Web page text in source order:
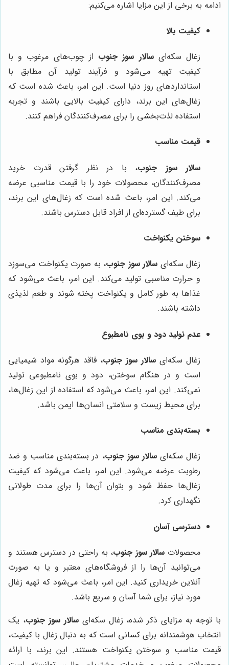
ادامه به برخی از این مزایا اشاره می‌کنیم:
کیفیت بالا
زغال سکه‌ایسالار سوز جنوب از چوب‌های مرغوب و با
کیفیت تهیه می‌شود و فرآیند تولید آن مطابق با
استانداردهای روز دنیا است. این امر، باعث شده است که
زغال‌های این برند، دارای کیفیت بالایی باشند و تجربه
استفاده لذت‌بخشی را برای مصرف‌کنندگان فراهم کنند.
قیمت مناسب
سالار سوز جنوب، با در نظر گرفتن قدرت خرید
مصرف‌کنندگان، محصولات خود را با قیمت مناسبی عرضه
می‌کند. این امر، باعث شده است که زغال‌های این برند،
برای طیف گسترده‌ای از افراد قابل دسترس باشند.
سوختن یکنواخت
زغال سکه‌ای سالار سوز جنوب، به صورت یکنواخت می‌سوزد
و حرارت مناسبی تولید می‌کند. این امر، باعث می‌شود که
غذاها به طور کامل و یکنواخت پخته شوند و طعم لذیذی
داشته باشند.
عدم تولید دود و بوی نامطبوع
زغال سکه‌ای سالار سوز جنوب، فاقد هرگونه مواد شیمیایی
است و در هنگام سوختن، دود و بوی نامطبوعی تولید
نمی‌کند. این امر، باعث می‌شود که استفاده از این زغال‌ها،
برای محیط زیست و سلامتی انسان‌ها ایمن باشد.
بسته‌بندی مناسب
زغال سکه‌ایسالار سوز جنوب، در بسته‌بندی مناسب و ضد
رطوبت عرضه می‌شود. این امر، باعث می‌شود که کیفیت
زغال‌ها حفظ شود و بتوان آن‌ها را برای مدت طولانی
نگهداری کرد.
دسترسی آسان
محصولات سالار سوز جنوب، به راحتی در دسترس هستند و
می‌توانید آن‌ها را از فروشگاه‌های معتبر و یا به صورت
آنلاین خریداری کنید. این امر، باعث می‌شود که تهیه زغال
مورد نیاز، برای شما آسان و سریع باشد.
با توجه به مزایای ذکر شده، زغال سکه‌ایسالار سوز جنوب، یک
انتخاب هوشمندانه برای کسانی است که به دنبال زغال با کیفیت،
قیمت مناسب و سوختن یکنواخت هستند. این برند، با ارائه